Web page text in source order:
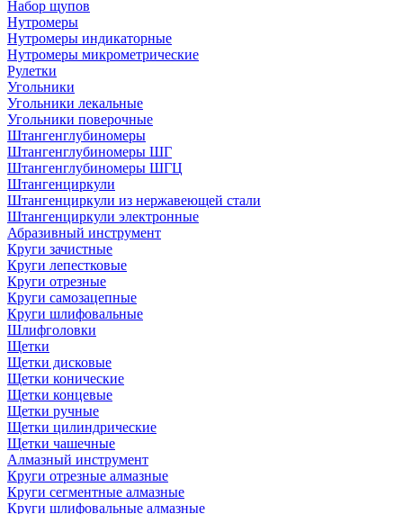
Набор щупов
Нутромеры
Нутромеры индикаторные
Нутромеры микрометрические
Рулетки
Угольники
Угольники лекальные
Угольники поверочные
Штангенглубиномеры
Штангенглубиномеры ШГ
Штангенглубиномеры ШГЦ
Штангенциркули
Штангенциркули из нержавеющей стали
Штангенциркули электронные
Абразивный инструмент
Круги зачистные
Круги лепестковые
Круги отрезные
Круги самозацепные
Круги шлифовальные
Шлифголовки
Щетки
Щетки дисковые
Щетки конические
Щетки концевые
Щетки ручные
Щетки цилиндрические
Щетки чашечные
Алмазный инструмент
Круги отрезные алмазные
Круги сегментные алмазные
Круги шлифовальные алмазные